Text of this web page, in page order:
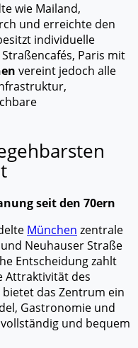
wie Mailand,
und erreichte den
individuelle
Paris mit
vereint jedoch alle
seit den 70ern
München zentrale
Neuhauser Straße
Entscheidung zahlt
Attraktivität des
das Zentrum ein
Gastronomie und
und bequem